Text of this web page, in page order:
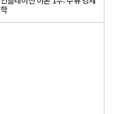
학